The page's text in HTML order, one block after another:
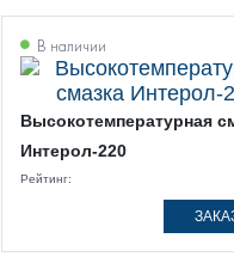
В наличии
Высокотемпературная
Интерол-220
Рейтинг: